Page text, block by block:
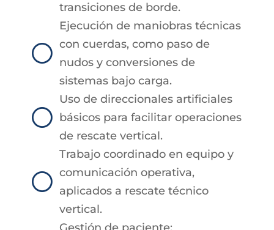
transiciones de borde.
[
Ejecución de maniobras técnicas
con cuerdas, como paso de
nudos y conversiones de
sistemas bajo carga.
[
Uso de direccionales artificiales
básicos para facilitar operaciones
de rescate vertical.
[
Trabajo coordinado en equipo y
comunicación operativa,
aplicados a rescate técnico
vertical.